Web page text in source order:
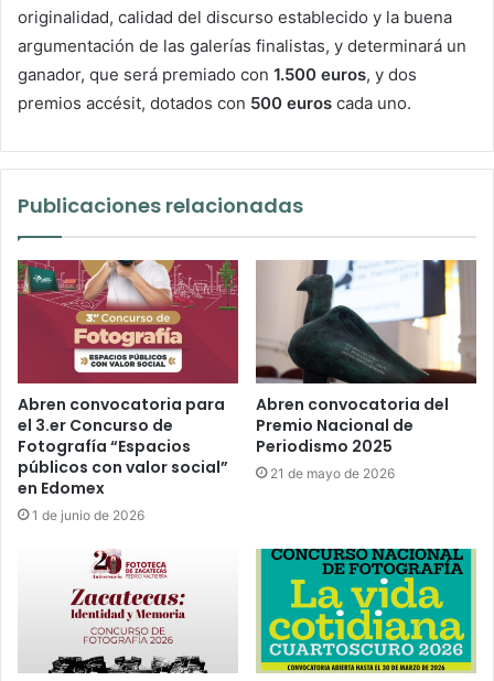
originalidad, calidad del discurso establecido y la buena
argumentación de las galerías finalistas, y determinará un
ganador, que será premiado con 1.500 euros, y dos
premios accésit, dotados con 500 euros cada uno.
Publicaciones relacionadas
Abren convocatoria para
el 3.er Concurso de
Fotografía “Espacios
públicos con valor social”
en Edomex
1 de junio de 2026
Abren convocatoria del
Premio Nacional de
Periodismo 2025
21 de mayo de 2026